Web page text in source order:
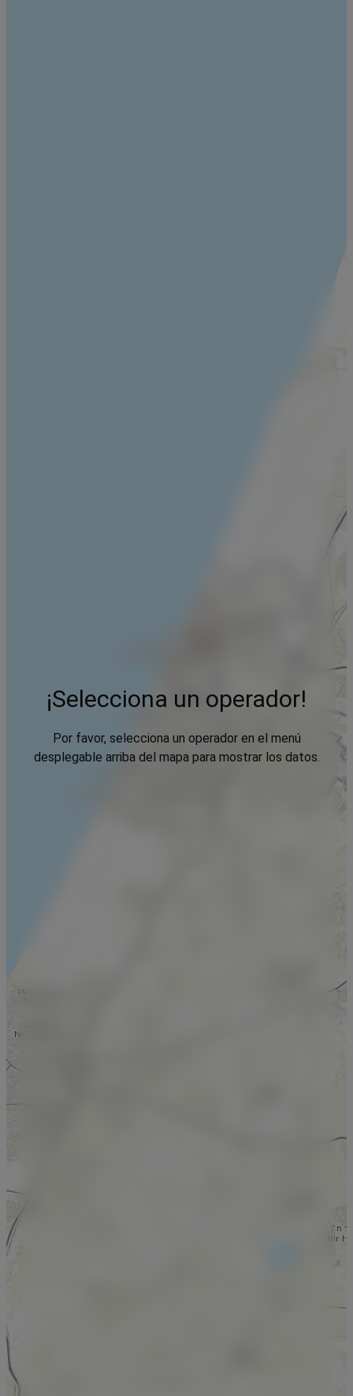
¡Selecciona un operador!
Por favor, selecciona un operador en el menú
desplegable arriba del mapa para mostrar los datos.